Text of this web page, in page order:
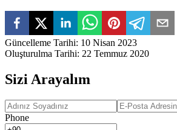
Güncelleme Tarihi: 10 Nisan 2023
Oluşturulma Tarihi: 22 Temmuz 2020
Sizi Arayalım
Phone